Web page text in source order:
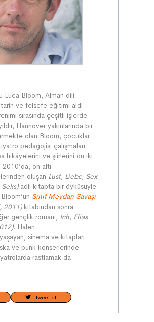
Luca Bloom, Alman dili
ve felsefe eğitimi aldı.
sırasında çeşitli işlerde
Hannover yakınlarında bir
olan Bloom, çocuklar
pedagojisi çalışmaları
hikâyelerini ve şiirlerini on iki
2010’da, on altı
oluşan Lust, Liebe, Sex
adlı kitapta bir öyküsüyle
Sınıf Meydan Savaşı
2011)kitabından sonra
gençlik romanı, Ich, Elias
. Halen
sinema ve kitapları
ve punk konserlerinde
rastlamak da
Tweet et